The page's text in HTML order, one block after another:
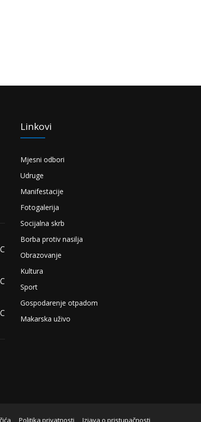
Linkovi
Mjesni odbori
Udruge
Manifestacije
Fotogalerija
Socijalna skrb
Borba protiv nasilja
Obrazovanje
Kultura
Sport
Gospodarenje otpadom
Makarska uživo
Politika privatnosti Izjava o pristupačnosti